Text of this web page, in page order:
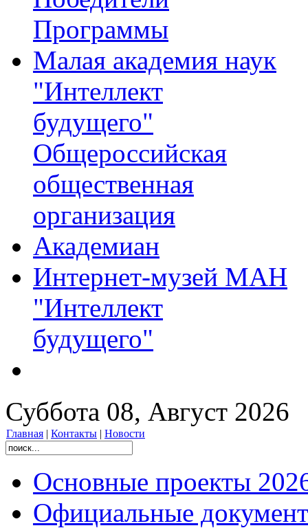
Программы
Малая академия наук
"Интеллект
будущего"
Общероссийская
общественная
организация
Академиан
Интернет-музей МАН
"Интеллект
будущего"
Суббота 08, Август 2026
Главная | Контакты | Новости
Основные проекты
Официальные